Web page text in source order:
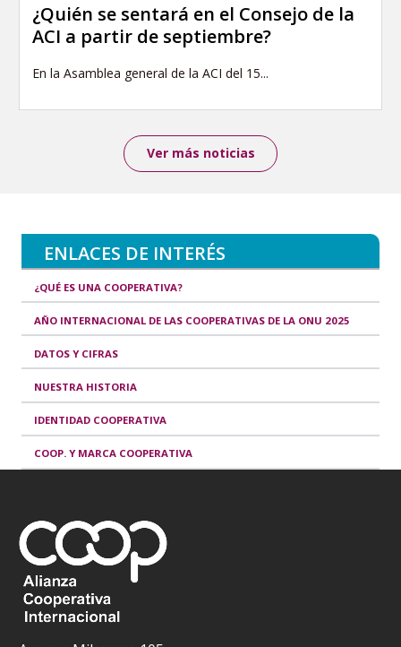
¿Quién se sentará en el Consejo de la
ACI a partir de septiembre?
En la Asamblea general de la ACI del 15...
Ver más noticias
ENLACES DE INTERÉS
¿QUÉ ES UNA COOPERATIVA?
AÑO INTERNACIONAL DE LAS COOPERATIVAS DE LA ONU 2025
DATOS Y CIFRAS
NUESTRA HISTORIA
IDENTIDAD COOPERATIVA
COOP. Y MARCA COOPERATIVA